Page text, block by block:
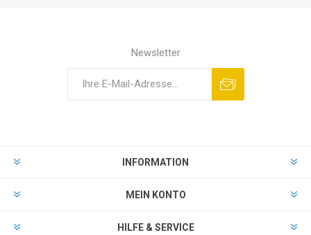
Newsletter
INFORMATION
MEIN KONTO
HILFE & SERVICE